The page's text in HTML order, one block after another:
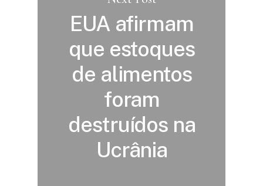
EUA afirmam
que estoques
de alimentos
foram
destruídos na
Ucrânia